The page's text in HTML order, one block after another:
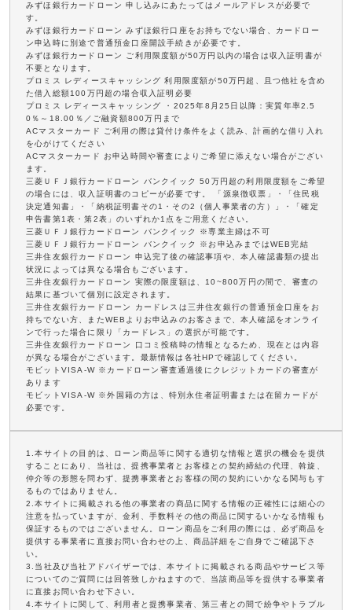
みずほ銀行カードローン 申し込みにあたってはメールアドレスが必要で
す。
みずほ銀行カードローン みずほ銀行口座をお持ちでない場合、カードロー
ン申込時に別途で普通預金口座開設手続きが必要です。
みずほ銀行カードローン ご利用限度額が50万円以内の場合は収入証明書が
不要となります。
プロミス レディースキャッシング 利用限度額が50万円超、且つ他社を含め
た借入総額100万円超の場合収入証明必要
プロミス レディースキャッシング ・2025年8月25日以降：実質年率2.5
0％～18.00％／ご融資額800万円まで
ACマスターカード ご利用の際は貸付け条件をよく読み、計画的な借り入れ
を心がけてください
ACマスターカード お申込時間や審査によりご希望に添えない場合がござい
ます。
三菱ＵＦＪ銀行カードローン バンクイック 50万円超の利用限度額をご希望
の場合には、収入証明書のコピーが必要です。 「源泉徴収票」・「住民税
決定通知書」・「納税証明書その1・その2（個人事業者の方）」・「確定
申告書第1表・第2表」のいずれか1点をご用意ください。
三菱ＵＦＪ銀行カードローン バンクイック ※専業主婦は不可
三菱ＵＦＪ銀行カードローン バンクイック ※お申込みまではWEB完結
三井住友銀行カードローン 申込完了後の確認事項や、本人確認書類の提出
状況によっては異なる場合もございます。
三井住友銀行カードローン 実際の限度額は、10~800万円の間で、審査の
結果に基づいて個別に設定されます。
三井住友銀行カードローン カードレスは三井住友銀行の普通預金口座をお
持ちでない方、またWEBよりお申込みのお客さまで、本人確認をオンライ
ンで行った場合に限り「カードレス」の選択が可能です。
三井住友銀行カードローン 口コミ投稿時の情報となるため、現在とは内容
が異なる場合がございます。最新情報は各社HPで確認してください。
モビットVISA-W ※カードローン審査通過後にクレジットカードの審査が
あります
モビットVISA-W ※外国籍の方は、特別永住者証明書または在留カードが
必要です。
1.本サイトの目的は、ローン商品等に関する適切な情報と選択の機会を提供
することにあり、当社は、提携事業者とお客様との契約締結の代理、斡旋、
仲介等の形態を問わず、提携事業者とお客様の間の契約にいかなる関与もす
るものではありません。
2.本サイトに掲載される他の事業者の商品に関する情報の正確性には細心の
注意を払っていますが、金利、手数料その他の商品に関するいかなる情報も
保証するものではございません。ローン商品をご利用の際には、必ず商品を
提供する事業者に直接お問い合わせの上、商品詳細をご自身でご確認下さ
い。
3.当社及び当社アドバイザーでは、本サイトに掲載される商品やサービス等
についてのご質問には回答致しかねますので、当該商品等を提供する事業者
に直接お問い合わせ下さい。
4.本サイトに関して、利用者と提携事業者、第三者との間で紛争やトラブル